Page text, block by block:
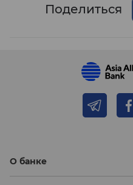
Поделиться
О банке